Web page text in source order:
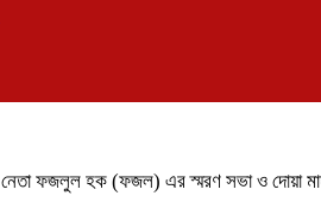
নেতা ফজলুল হক (ফজল) এর স্মরণ সভা ও দোয়া